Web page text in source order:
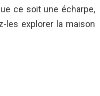
ce soit une écharpe,
les explorer la maison